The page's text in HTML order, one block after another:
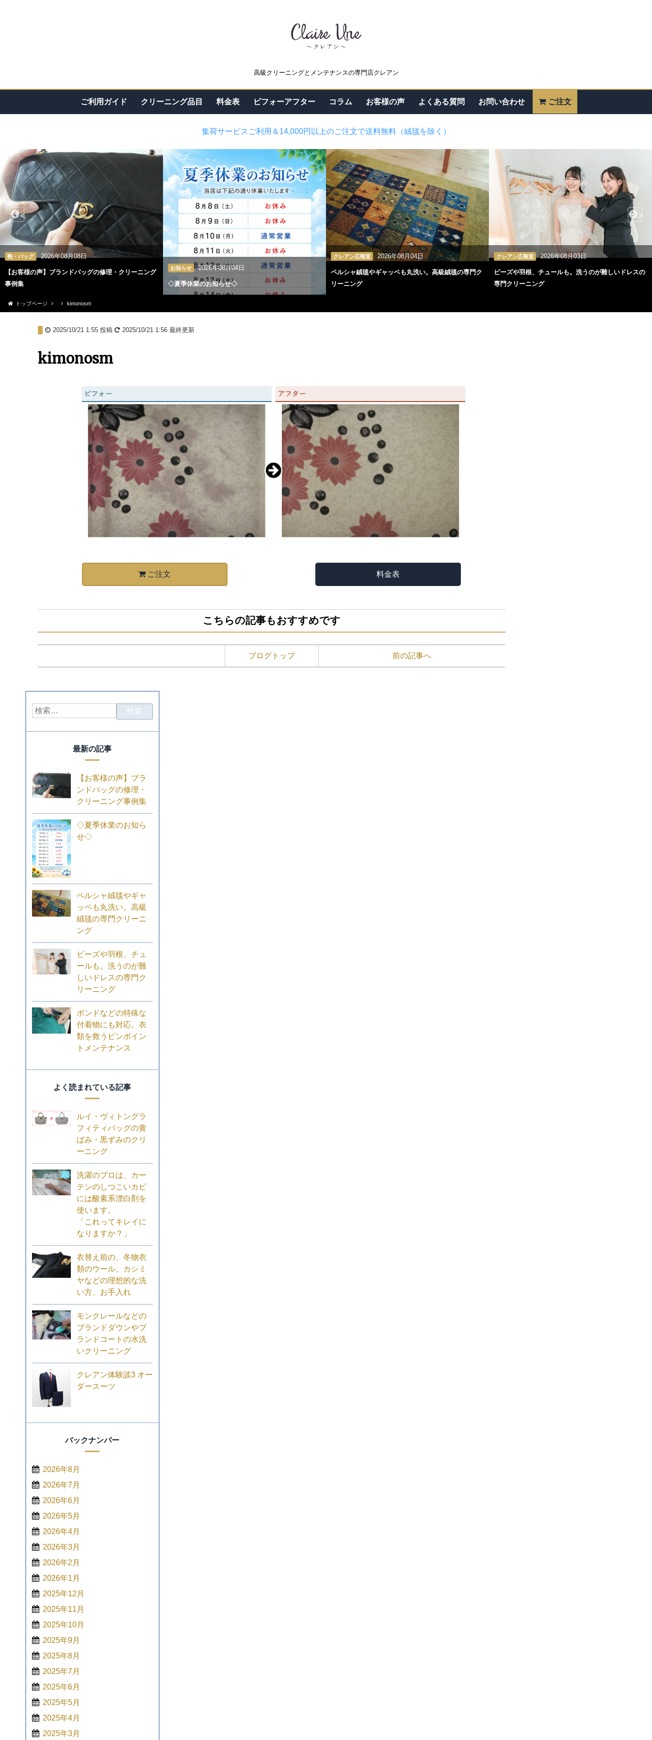
高級クリーニングとメンテナンスの専門店クレアン
ご利用ガイド クリーニング品目 料金表 ビフォーアフター コラム お客様の声 よくある質問 お問い合わせ ご注文
集荷サービスご利用＆14,000円以上のご注文で送料無料（絨毯を除く）
鞄・バッグ 2026年08月08日
【お客様の声】ブランドバッグの修理・クリーニング
事例集
お知らせ 2026年08月04日
◇夏季休業のお知らせ◇
クレアン広報室 2026年08月04日
ペルシャ絨毯やギャッベも丸洗い。高級絨毯の専門ク
リーニング
クレアン広報室 2026年08月03日
ビーズや羽根、チュールも。洗うのが難しいドレスの
専門クリーニング
< >
トップページ kimonosm
2025/10/21 1:55投稿 2025/10/21 1:56最終更新
kimonosm
ご注文 料金表
こちらの記事もおすすめです
ブログトップ 前の記事へ
最新の記事
【お客様の声】ブラ
ンドバッグの修理・
クリーニング事例集
◇夏季休業のお知ら
せ◇
ペルシャ絨毯やギャ
ッベも丸洗い。高級
絨毯の専門クリーニ
ング
ビーズや羽根、チュ
ールも。洗うのが難
しいドレスの専門ク
リーニング
ボンドなどの特殊な
付着物にも対応。衣
類を救うピンポイン
トメンテナンス
よく読まれている記事
ルイ・ヴィトングラ
フィティバッグの黄
ばみ・黒ずみのクリ
ーニング
洗濯のプロは、カー
テンのしつこいカビ
には酸素系漂白剤を
使います。
「これってキレイに
なりますか？」
衣替え前の、冬物衣
類のウール、カシミ
ヤなどの理想的な洗
い方、お手入れ
モンクレールなどの
ブランドダウンやブ
ランドコートの水洗
いクリーニング
クレアン体験談3 オー
ダースーツ
バックナンバー
2026年8月
2026年7月
2026年6月
2026年5月
2026年4月
2026年3月
2026年2月
2026年1月
2025年12月
2025年11月
2025年10月
2025年9月
2025年8月
2025年7月
2025年6月
2025年5月
2025年4月
2025年3月